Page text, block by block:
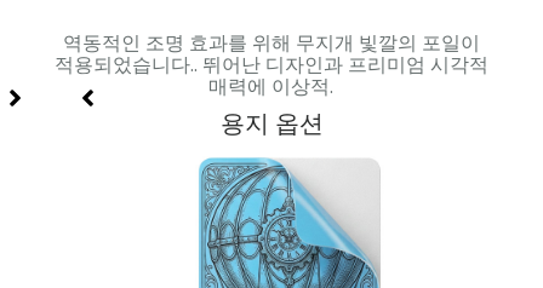
역동적인 조명 효과를 위해 무지개 빛깔의 포일이
적용되었습니다.. 뛰어난 디자인과 프리미엄 시각적
매력에 이상적.
용지 옵션